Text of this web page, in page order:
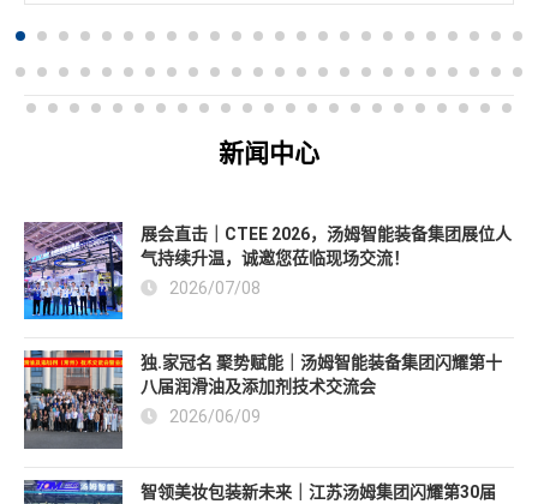
新闻中心
展会直击｜CTEE 2026，汤姆智能装备集团展位人
气持续升温，诚邀您莅临现场交流！
2026/07/08
独.家冠名 聚势赋能｜汤姆智能装备集团闪耀第十
八届润滑油及添加剂技术交流会
2026/06/09
智领美妆包装新未来｜江苏汤姆集团闪耀第30届